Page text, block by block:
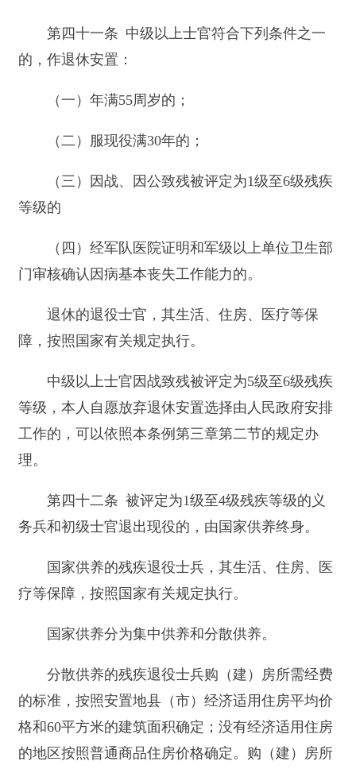
的社会保险经办机构，应当按照国家有关规定为退
役士兵办理保险关系转移接续手续。
对自主就业的退役士兵，凭退役士兵安置工作
国家有关规定办理保险关系接续手续。对安排工作
险关系接续手续。
城镇从事个体经营、以灵活方式就业的，按照国家
有关规定参加职工基本养老保险，服现役年限视同
并计算。退役士兵回农村的，按照国家有关规定参
加新型农村社会养老保险。
退役士兵在服现役期间建立的军人退役养老保
险与其退役后参加基本养老保险的关系接续，由军
按照国家有关规定办理。
费年限的养老保险待遇计发办法，按照国家有关规
定执行。
第四十七条 退役士兵到各类用人单位工作
的，应当随所在单位参加职工基本医疗保险；以灵
本医疗保险、城镇居民基本医疗保险或者新型农村
退役医疗保险金，按照国家有关规定转入退役士兵
安置地的社会保险经办机构。实行工龄视同参加基
本医疗保险缴费年限规定的地区，退役士兵的服现
役年限视同参保缴费年限。